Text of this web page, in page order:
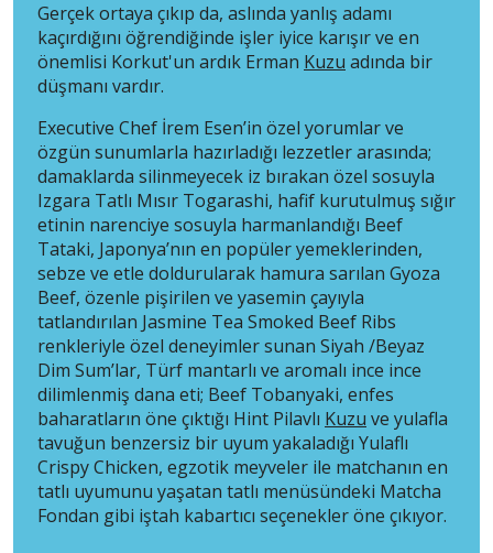
Gerçek ortaya çıkıp da, aslında yanlış adamı
kaçırdığını öğrendiğinde işler iyice karışır ve en
önemlisi Korkut'un ardık Erman Kuzu adında bir
düşmanı vardır.
Executive Chef İrem Esen’in özel yorumlar ve
özgün sunumlarla hazırladığı lezzetler arasında;
damaklarda silinmeyecek iz bırakan özel sosuyla
Izgara Tatlı Mısır Togarashi, hafif kurutulmuş sığır
etinin narenciye sosuyla harmanlandığı Beef
Tataki, Japonya’nın en popüler yemeklerinden,
sebze ve etle doldurularak hamura sarılan Gyoza
Beef, özenle pişirilen ve yasemin çayıyla
tatlandırılan Jasmine Tea Smoked Beef Ribs
renkleriyle özel deneyimler sunan Siyah /Beyaz
Dim Sum’lar, Türf mantarlı ve aromalı ince ince
dilimlenmiş dana eti; Beef Tobanyaki, enfes
baharatların öne çıktığı Hint Pilavlı Kuzu ve yulafla
tavuğun benzersiz bir uyum yakaladığı Yulaflı
Crispy Chicken, egzotik meyveler ile matchanın en
tatlı uyumunu yaşatan tatlı menüsündeki Matcha
Fondan gibi iştah kabartıcı seçenekler öne çıkıyor.